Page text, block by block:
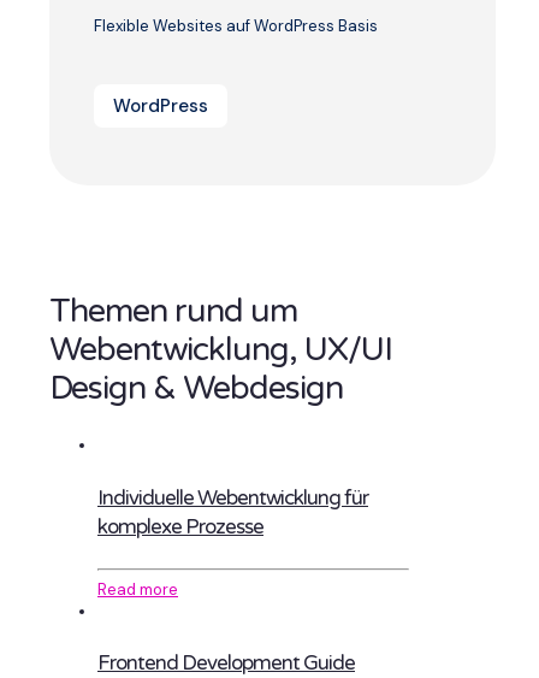
Flexible Websites auf WordPress Basis
WordPress
Themen rund um
Webentwicklung, UX/UI
Design & Webdesign
Individuelle Webentwicklung für
komplexe Prozesse
Read more
Frontend Development Guide